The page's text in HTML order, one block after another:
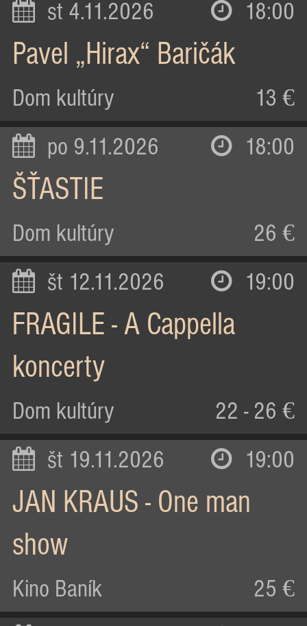
st 4.11.2026 18:00
Pavel „Hirax“ Baričák
Dom kultúry 13 €
po 9.11.2026 18:00
ŠŤASTIE
Dom kultúry 26 €
št 12.11.2026 19:00
FRAGILE - A Cappella
koncerty
Dom kultúry 22 - 26 €
št 19.11.2026 19:00
JAN KRAUS - One man
show
Kino Baník 25 €